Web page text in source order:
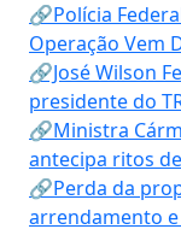
🔗Polícia
Operação Vem
🔗José Wilson
presidente do
🔗Ministra
antecipa ritos
🔗Perda da
arrendamento